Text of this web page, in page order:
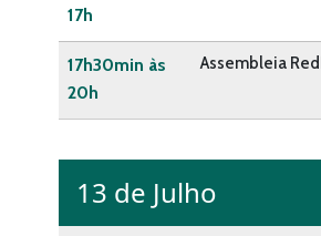
17h
17h30min às
20h
Assembleia
13 de Julho